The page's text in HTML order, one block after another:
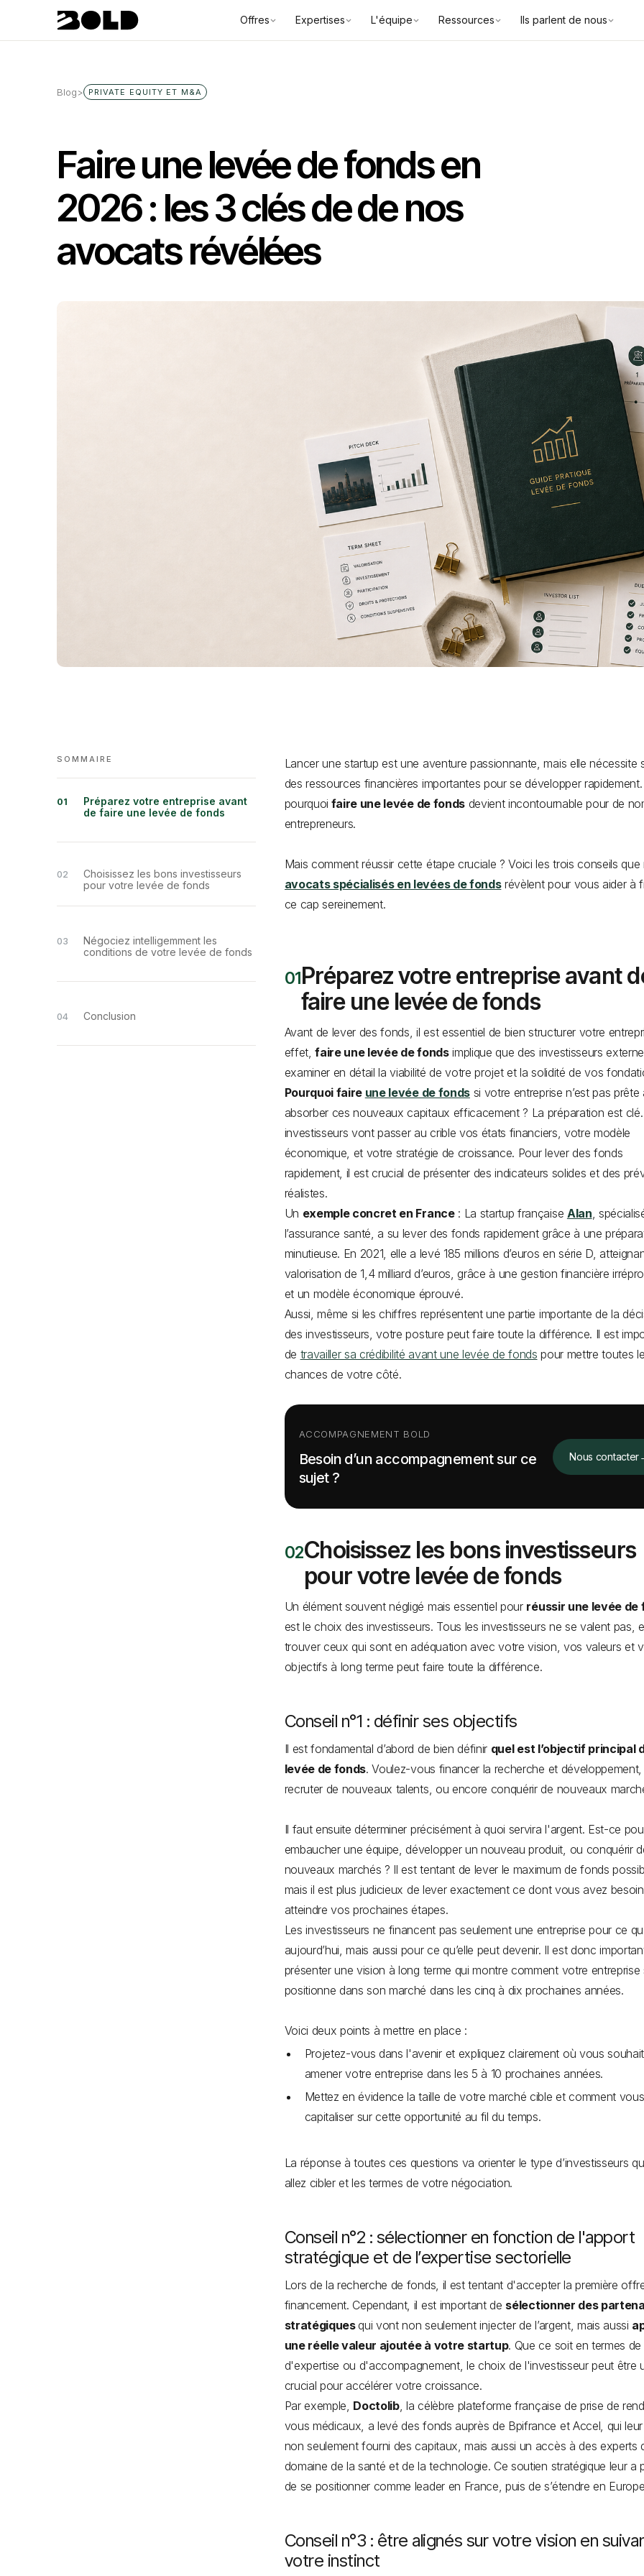
Offres Expertises L'équipe Ressources Ils parlent de nous
Blog> PRIVATE EQUITY ET M&A
Faire une levée de fonds en
2026 : les 3 clés de de nos
avocats révélées
SOMMAIRE
Préparez votre entreprise avant
de faire une levée de fonds
Choisissez les bons investisseurs
pour votre levée de fonds
Négociez intelligemment les
conditions de votre levée de fonds
Conclusion
Lancer une startup est une aventure passionnante, mais elle nécessite
des ressources financières importantes pour se développer rapidement.
pourquoi faire une levée de fondsdevient incontournable pour de
entrepreneurs.
Mais comment réussir cette étape cruciale ? Voici les trois conseils que
avocats spécialisés en levées de fondsrévèlent pour vous aider à
ce cap sereinement.
Préparez votre entreprise avant
faire une levée de fonds
Avant de lever des fonds, il est essentiel de bien structurer votre
effet,faire une levée de fondsimplique que des investisseurs
examiner en détail la viabilité de votre projet et la solidité de vos
Pourquoi faire une levée de fondssi votre entreprise n’est pas prête
absorber ces nouveaux capitaux efficacement ? La préparation est
investisseurs vont passer au crible vos états financiers, votre modèle
économique, et votre stratégie de croissance. Pour lever des fonds
rapidement, il est crucial de présenter des indicateurs solides et des
réalistes.
Un exemple concret en France: La startup française Alan,
l’assurance santé, a su lever des fonds rapidement grâce à une
minutieuse. En 2021, elle a levé 185 millions d’euros en série D,
valorisation de 1,4 milliard d’euros, grâce à une gestion financière
et un modèle économique éprouvé.
Aussi, même si les chiffres représentent une partie importante de la
des investisseurs, votre posture peut faire toute la différence. Il est
de travailler sa crédibilité avant une levée de fonds pour mettre toutes
chances de votre côté.
ACCOMPAGNEMENT BOLD
Besoin d’un accompagnement sur ce
sujet ?
Nous contacter
Choisissez les bons investisseurs
pour votre levée de fonds
Un élément souvent négligé mais essentiel pour réussir une levée de
est le choix des investisseurs. Tous les investisseurs ne se valent pas,
trouver ceux qui sont en adéquation avec votre vision, vos valeurs et
objectifs à long terme peut faire toute la différence.
Conseil n°1 : définir ses objectifs
Il est fondamental d’abord de bien définir quel est l’objectif principal
levée de fonds. Voulez-vous financer la recherche et développement,
recruter de nouveaux talents, ou encore conquérir de nouveaux
Il faut ensuite déterminer précisément à quoi servira l'argent. Est-ce
embaucher une équipe, développer un nouveau produit, ou conquérir
nouveaux marchés ? Il est tentant de lever le maximum de fonds
mais il est plus judicieux de lever exactement ce dont vous avez
atteindre vos prochaines étapes.
Les investisseurs ne financent pas seulement une entreprise pour ce
aujourd’hui, mais aussi pour ce qu’elle peut devenir. Il est donc
présenter une vision à long terme qui montre comment votre entreprise
positionne dans son marché dans les cinq à dix prochaines années.
Voici deux points à mettre en place :
Projetez-vous dans l'avenir et expliquez clairement où vous
amener votre entreprise dans les 5 à 10 prochaines années.
Mettez en évidence la taille de votre marché cible et comment
capitaliser sur cette opportunité au fil du temps.
La réponse à toutes ces questions va orienter le type d’investisseurs
allez cibler et les termes de votre négociation.
Conseil n°2 : sélectionner en fonction de l'apport
stratégique et de l’expertise sectorielle
Lors de la recherche de fonds, il est tentant d'accepter la première
financement. Cependant, il est important de sélectionner des
stratégiquesqui vont non seulement injecter de l’argent, mais aussi
une réelle valeur ajoutée à votre startup. Que ce soit en termes de
d'expertise ou d'accompagnement, le choix de l'investisseur peut être
crucial pour accélérer votre croissance.
Par exemple, Doctolib, la célèbre plateforme française de prise de
vous médicaux, a levé des fonds auprès de Bpifrance et Accel, qui
non seulement fourni des capitaux, mais aussi un accès à des experts
domaine de la santé et de la technologie. Ce soutien stratégique leur a
de se positionner comme leader en France, puis de s’étendre en
Conseil n°3 : être alignés sur votre vision en
votre instinct